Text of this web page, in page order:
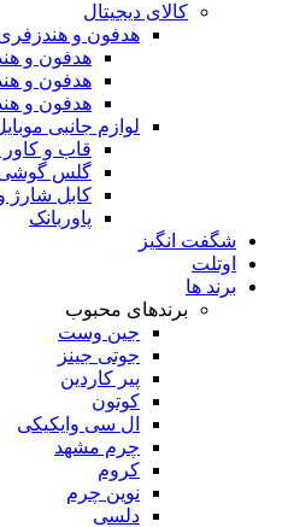
کالای دیجیتال
هدفون و
هدفون و
هدفون و
هدفون و
لوازم جانبی
قاب و کاور
گلس
کابل شارژ
پاوربانک
شگفت انگیز
اوتلت
برند ها
برندهای محبوب
جین وست
جوتی جینز
پیر کاردین
کوتون
ال سی وایکیکی
چرم مشهد
کروم
نوین چرم
دلسی